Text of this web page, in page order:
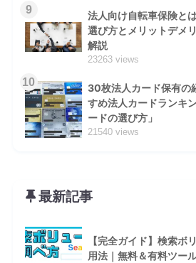
9
法人向け自転車保険と
選び方とメリットデメ
解説
23263 views
10
30枚法人カード保有の
すめ法人カードランキ
ードの選び方」
21540 views
最新記事
【完全ガイド】検索ボ
用法｜無料＆有料ツー